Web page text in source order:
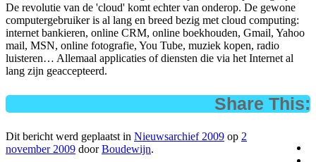
De revolutie van de 'cloud' komt echter van onderop. De gewone
computergebruiker is al lang en breed bezig met cloud computing:
internet bankieren, online CRM, online boekhouden, Gmail, Yahoo
mail, MSN, online fotografie, You Tube, muziek kopen, radio
luisteren… Allemaal applicaties of diensten die via het Internet al
lang zijn geaccepteerd.
Share This:
Dit bericht werd geplaatst in Nieuwsarchief 2009 op 2
november 2009 doorBoudewijn.